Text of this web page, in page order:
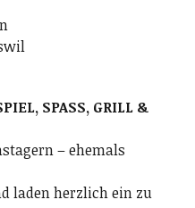
SPASS, GRILL &
– ehemals
laden herzlich ein zu